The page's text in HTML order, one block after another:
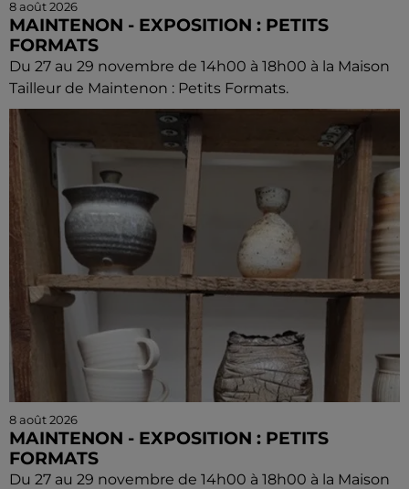
8 août 2026
MAINTENON - EXPOSITION : PETITS
FORMATS
Du 27 au 29 novembre de 14h00 à 18h00 à la Maison
Tailleur de Maintenon : Petits Formats.
8 août 2026
MAINTENON - EXPOSITION : PETITS
FORMATS
Du 27 au 29 novembre de 14h00 à 18h00 à la Maison